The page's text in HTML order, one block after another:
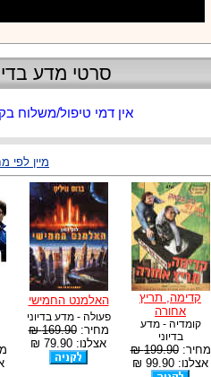
סרטי מדע
אין דמי טיפול/משלוח בקניה
מיין לפי
קדימה, תריץ
אחורה
קומדיה - מדע
בדיוני
מחיר:199.90 ₪
אצלנו: 99.90 ₪
האלמנט החמישי
פעולה - מדע בדיוני
מחיר:169.90 ₪
אצלנו: 79.90 ₪